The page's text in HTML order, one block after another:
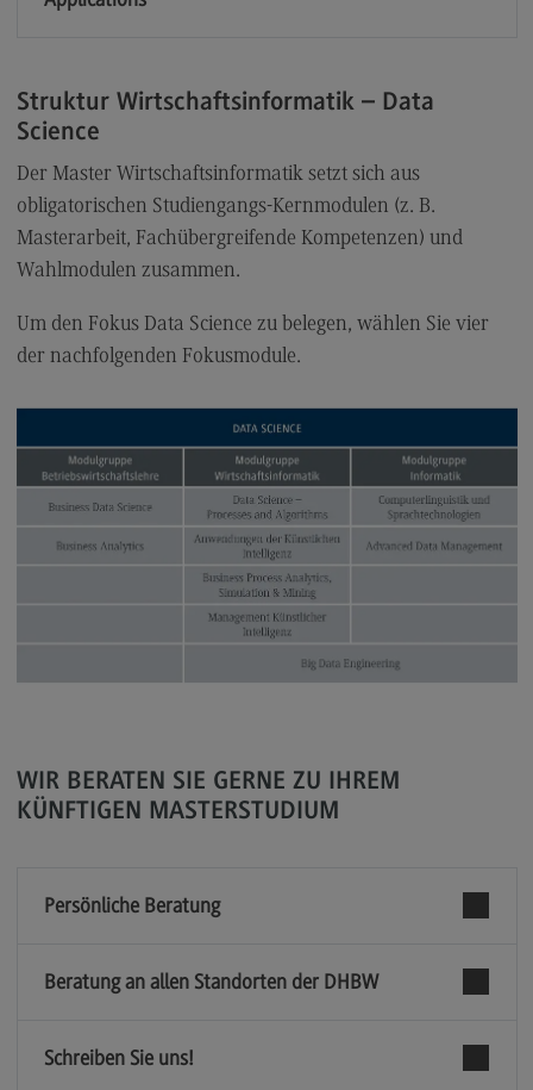
Profil-O-Mat Elektrotechnik und
Informationstechnik
(External link)
Rahmenbedingungen
Modulangebot
Berufsperspektiven
Kontakt
Entrepreneurship
Modulangebot
Berufsperspektiven
Kontakt
Executive Engineering
Berufsperspektiven
Kontakt
Finance
Berufsperspektiven
Struktur Wirtschaftsinformatik – Data
Science
Der Master Wirtschaftsinformatik setzt sich aus
obligatorischen Studiengangs-Kernmodulen (z. B.
Masterarbeit, Fachübergreifende Kompetenzen) und
Wahlmodulen zusammen.
Um den Fokus Data Science zu belegen, wählen Sie vier
der nachfolgenden Fokusmodule.
WIR BERATEN SIE GERNE ZU IHREM
KÜNFTIGEN MASTERSTUDIUM
Persönliche Beratung
Beratung an allen Standorten der DHBW
Schreiben Sie uns!